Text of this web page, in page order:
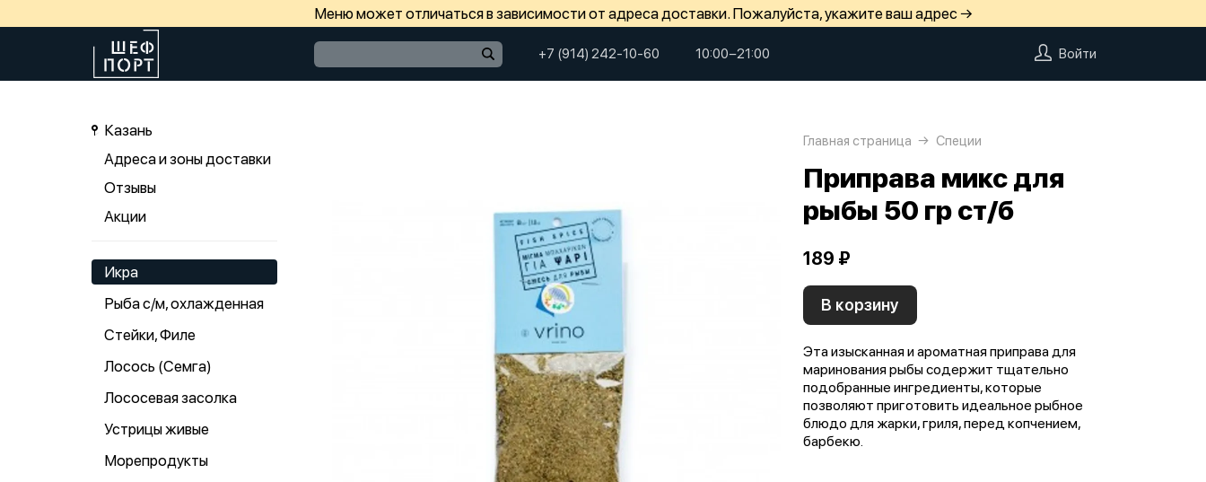
Меню может отличаться в зависимости от адреса доставки. Пожалуйста, укажите ваш адрес →
+7 (914) 242-10-60 10:00−21:00 Войти
Казань
Адреса и зоны доставки
Отзывы
Акции
Икра
Рыба с/м, охлажденная
Стейки, Филе
Лосось (Семга)
Лососевая засолка
Устрицы живые
Морепродукты
Главная страница Специи
Приправа микс для
рыбы 50 гр ст/б
189 ₽
В корзину
Эта изысканная и ароматная приправа для
маринования рыбы содержит тщательно
подобранные ингредиенты, которые
позволяют приготовить идеальное рыбное
блюдо для жарки, гриля, перед копчением,
барбекю.